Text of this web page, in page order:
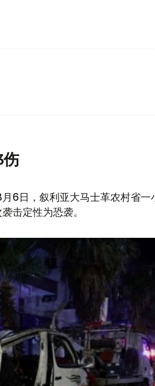
伤
6日，叙利亚大马士革农村省一
击定性为恐袭。